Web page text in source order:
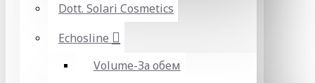
Dott. Solari Cosmetics
Echosline
Volume-За обем